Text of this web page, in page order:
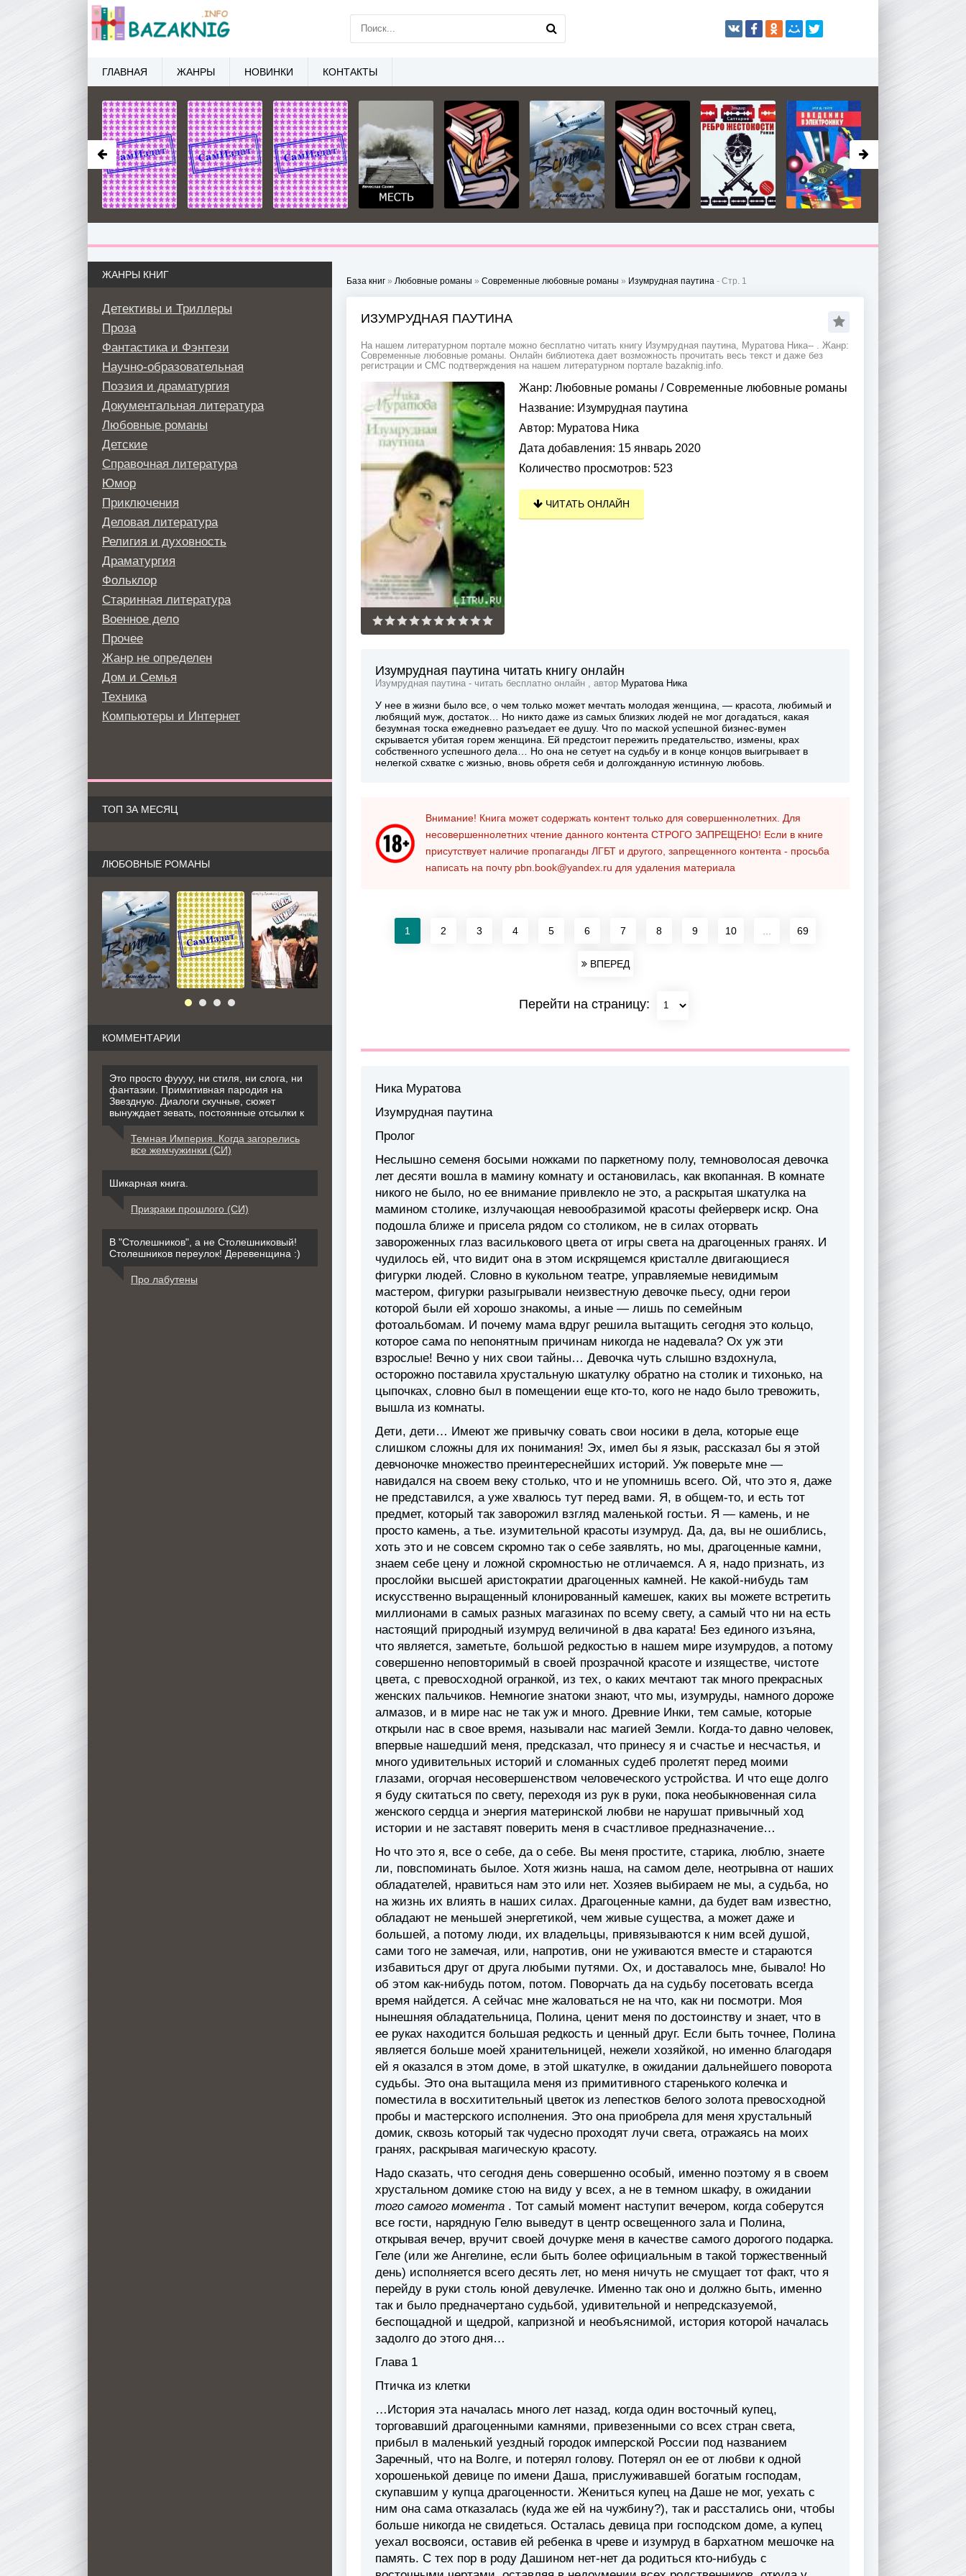
База книг » Любовные романы » Современные любовные романы » Изумрудная паутина - Стр. 1
ИЗУМРУДНАЯ ПАУТИНА
На нашем литературном портале можно бесплатно читать книгу Изумрудная паутина, Муратова Ника-- . Жанр:
Современные любовные романы. Онлайн библиотека дает возможность прочитать весь текст и даже без
регистрации и СМС подтверждения на нашем литературном портале bazaknig.info.
Жанр: Любовные романы /Современные любовные романы
Название: Изумрудная паутина
Автор: Муратова Ника
Дата добавления: 15 январь 2020
Количество просмотров: 523
ЧИТАТЬ ОНЛАЙН
Изумрудная паутина читать книгу онлайн
Изумрудная паутина - читать бесплатно онлайн , автор Муратова Ника
У нее в жизни было все, о чем только может мечтать молодая женщина, — красота, любимый и
любящий муж, достаток… Но никто даже из самых близких людей не мог догадаться, какая
безумная тоска ежедневно разъедает ее душу. Что по маской успешной бизнес-вумен
скрывается убитая горем женщина. Ей предстоит пережить предательство, измены, крах
собственного успешного дела… Но она не сетует на судьбу и в конце концов выигрывает в
нелегкой схватке с жизнью, вновь обретя себя и долгожданную истинную любовь.
Внимание! Книга может содержать контент только для совершеннолетних. Для
несовершеннолетних чтение данного контента СТРОГО ЗАПРЕЩЕНО! Если в книге
присутствует наличие пропаганды ЛГБТ и другого, запрещенного контента - просьба
написать на почту pbn.book@yandex.ru для удаления материала
1 2 3 4 5 6 7 8 9 10 69
ВПЕРЕД
Перейти на страницу:
Ника Муратова
Изумрудная паутина
Пролог
Неслышно семеня босыми ножками по паркетному полу, темноволосая девочка
лет десяти вошла в мамину комнату и остановилась, как вкопанная. В комнате
никого не было, но ее внимание привлекло не это, а раскрытая шкатулка на
мамином столике, излучающая невообразимой красоты фейерверк искр. Она
подошла ближе и присела рядом со столиком, не в силах оторвать
завороженных глаз василькового цвета от игры света на драгоценных гранях. И
чудилось ей, что видит она в этом искрящемся кристалле двигающиеся
фигурки людей. Словно в кукольном театре, управляемые невидимым
мастером, фигурки разыгрывали неизвестную девочке пьесу, одни герои
которой были ей хорошо знакомы, а иные — лишь по семейным
фотоальбомам. И почему мама вдруг решила вытащить сегодня это кольцо,
которое сама по непонятным причинам никогда не надевала? Ох уж эти
взрослые! Вечно у них свои тайны… Девочка чуть слышно вздохнула,
осторожно поставила хрустальную шкатулку обратно на столик и тихонько, на
цыпочках, словно был в помещении еще кто-то, кого не надо было тревожить,
вышла из комнаты.
Дети, дети… Имеют же привычку совать свои носики в дела, которые еще
слишком сложны для их понимания! Эх, имел бы я язык, рассказал бы я этой
девчоночке множество преинтереснейших историй. Уж поверьте мне —
навидался на своем веку столько, что и не упомнишь всего. Ой, что это я, даже
не представился, а уже хвалюсь тут перед вами. Я, в общем-то, и есть тот
предмет, который так заворожил взгляд маленькой гостьи. Я — камень, и не
просто камень, а тье. изумительной красоты изумруд. Да, да, вы не ошиблись,
хоть это и не совсем скромно так о себе заявлять, но мы, драгоценные камни,
знаем себе цену и ложной скромностью не отличаемся. А я, надо признать, из
прослойки высшей аристократии драгоценных камней. Не какой-нибудь там
искусственно выращенный клонированный камешек, каких вы можете встретить
миллионами в самых разных магазинах по всему свету, а самый что ни на есть
настоящий природный изумруд величиной в два карата! Без единого изъяна,
что является, заметьте, большой редкостью в нашем мире изумрудов, а потому
совершенно неповторимый в своей прозрачной красоте и изяществе, чистоте
цвета, с превосходной огранкой, из тех, о каких мечтают так много прекрасных
женских пальчиков. Немногие знатоки знают, что мы, изумруды, намного дороже
алмазов, и в мире нас не так уж и много. Древние Инки, тем самые, которые
открыли нас в свое время, называли нас магией Земли. Когда-то давно человек,
впервые нашедший меня, предсказал, что принесу я и счастье и несчастья, и
много удивительных историй и сломанных судеб пролетят перед моими
глазами, огорчая несовершенством человеческого устройства. И что еще долго
я буду скитаться по свету, переходя из рук в руки, пока необыкновенная сила
женского сердца и энергия материнской любви не нарушат привычный ход
истории и не заставят поверить меня в счастливое предназначение…
Но что это я, все о себе, да о себе. Вы меня простите, старика, люблю, знаете
ли, повспоминать былое. Хотя жизнь наша, на самом деле, неотрывна от наших
обладателей, нравиться нам это или нет. Хозяев выбираем не мы, а судьба, но
на жизнь их влиять в наших силах. Драгоценные камни, да будет вам известно,
обладают не меньшей энергетикой, чем живые существа, а может даже и
большей, а потому люди, их владельцы, привязываются к ним всей душой,
сами того не замечая, или, напротив, они не уживаются вместе и стараются
избавиться друг от друга любыми путями. Ох, и доставалось мне, бывало! Но
об этом как-нибудь потом, потом. Поворчать да на судьбу посетовать всегда
время найдется. А сейчас мне жаловаться не на что, как ни посмотри. Моя
нынешняя обладательница, Полина, ценит меня по достоинству и знает, что в
ее руках находится большая редкость и ценный друг. Если быть точнее, Полина
является больше моей хранительницей, нежели хозяйкой, но именно благодаря
ей я оказался в этом доме, в этой шкатулке, в ожидании дальнейшего поворота
судьбы. Это она вытащила меня из примитивного старенького колечка и
поместила в восхитительный цветок из лепестков белого золота превосходной
пробы и мастерского исполнения. Это она приобрела для меня хрустальный
домик, сквозь который так чудесно проходят лучи света, отражаясь на моих
гранях, раскрывая магическую красоту.
Надо сказать, что сегодня день совершенно особый, именно поэтому я в своем
хрустальном домике стою на виду у всех, а не в темном шкафу, в ожидании
того самого момента . Тот самый момент наступит вечером, когда соберутся
все гости, нарядную Гелю выведут в центр освещенного зала и Полина,
открывая вечер, вручит своей дочурке меня в качестве самого дорогого подарка.
Геле (или же Ангелине, если быть более официальным в такой торжественный
день) исполняется всего десять лет, но меня ничуть не смущает тот факт, что я
перейду в руки столь юной девулечке. Именно так оно и должно быть, именно
так и было предначертано судьбой, удивительной и непредсказуемой,
беспощадной и щедрой, капризной и необъяснимой, история которой началась
задолго до этого дня…
Глава 1
Птичка из клетки
…История эта началась много лет назад, когда один восточный купец,
торговавший драгоценными камнями, привезенными со всех стран света,
прибыл в маленький уездный городок имперской России под названием
Заречный, что на Волге, и потерял голову. Потерял он ее от любви к одной
хорошенькой девице по имени Даша, прислуживавшей богатым господам,
скупавшим у купца драгоценности. Жениться купец на Даше не мог, уехать с
ним она сама отказалась (куда же ей на чужбину?), так и расстались они, чтобы
больше никогда не свидеться. Осталась девица при господском доме, а купец
уехал восвояси, оставив ей ребенка в чреве и изумруд в бархатном мешочке на
память. С тех пор в роду Дашином нет-нет да родиться кто-нибудь с
ЖАНРЫ КНИГ
Детективы и Триллеры
Проза
Фантастика и Фэнтези
Научно-образовательная
Поэзия и драматургия
Документальная литература
Любовные романы
Детские
Справочная литература
Юмор
Приключения
Деловая литература
Религия и духовность
Драматургия
Фольклор
Старинная литература
Военное дело
Прочее
Жанр не определен
Дом и Семья
Техника
Компьютеры и Интернет
ТОП ЗА МЕСЯЦ
ЛЮБОВНЫЕ РОМАНЫ
КОММЕНТАРИИ
Это просто фуууу, ни стиля, ни слога, ни
фантазии. Примитивная пародия на
Звездную. Диалоги скучные, сюжет
вынуждает зевать, постоянные отсылки к
Темная Империя. Когда загорелись
все жемчужинки (СИ)
Шикарная книга.
Призраки прошлого (СИ)
В "Столешников", а не Столешниковый!
Столешников переулок! Деревенщина :)
Про лабутены
ГЛАВНАЯ ЖАНРЫ НОВИНКИ КОНТАКТЫ